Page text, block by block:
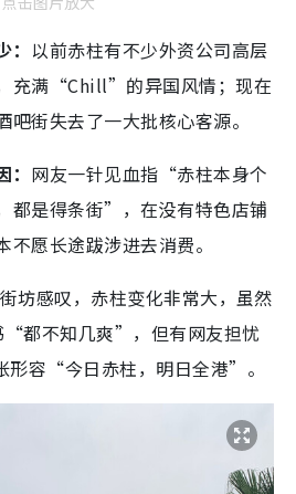
以前赤柱有不少外资公司高层
充满“Chill”的异国风情；现在
吧街失去了一大批核心客源。
网友一针见血指“赤柱本身个
都是得条街”，在没有特色店铺
不愿长途跋涉进去消费。
坊感叹，赤柱变化非常大，虽然
“都不知几爽”，但有网友担忧
形容“今日赤柱，明日全港”。